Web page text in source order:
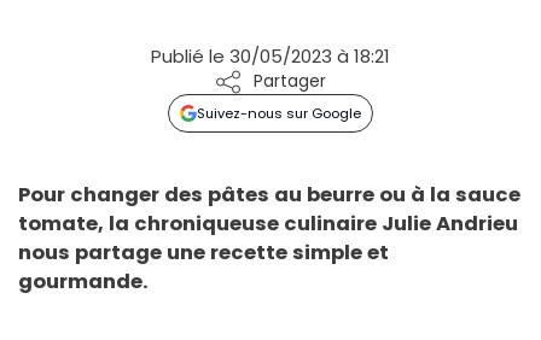
Publié le 30/05/2023 à 18:21
Partager
Suivez-nous sur Google
Pour changer des pâtes au beurre ou à la sauce
tomate, la chroniqueuse culinaire Julie Andrieu
nous partage une recette simple et
gourmande.